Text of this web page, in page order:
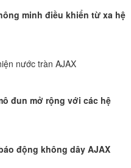
minh điều khiển từ xa hệ
nước tràn AJAX
đun mở rộng với các hệ
động không dây AJAX